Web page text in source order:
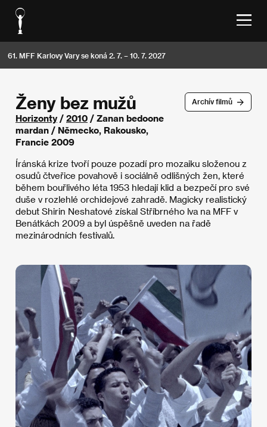
61. MFF Karlovy Vary se koná 2. 7. – 10. 7. 2027
Archív filmů
Ženy bez mužů
Horizonty/ 2010 / Zanan bedoone
mardan / Německo, Rakousko,
Francie 2009
Íránská krize tvoří pouze pozadí pro mozaiku složenou z
osudů čtveřice povahově i sociálně odlišných žen, které
během bouřlivého léta 1953 hledají klid a bezpečí pro své
duše v rozlehlé orchidejové zahradě. Magicky realistický
debut Shirin Neshatové získal Stříbrného lva na MFF v
Benátkách 2009 a byl úspěšně uveden na řadě
mezinárodních festivalů.